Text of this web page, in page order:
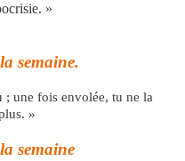
. »
semaine.
; une fois envolée, tu ne la
»
semaine